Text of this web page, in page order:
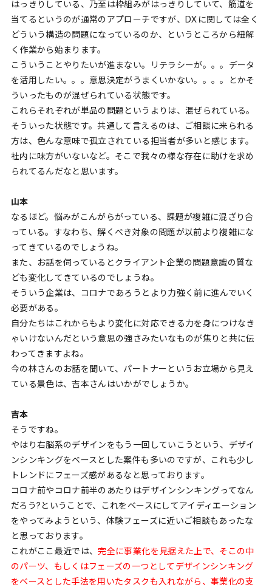
はっきりしている、乃至は枠組みがはっきりしていて、筋道を
当てるというのが通常のアプローチですが、DXに関しては全く
どういう構造の問題になっているのか、というところから紐解
く作業から始まります。
こういうことやりたいが進まない。リテラシーが。。。データ
を活用したい。。。意思決定がうまくいかない。。。。とかそ
ういったものが混ぜられている状態です。
これらそれぞれが単品の問題というよりは、混ぜられている。
そういった状態です。共通して言えるのは、ご相談に来られる
方は、色んな意味で孤立されている担当者が多いと感じます。
社内に味方がいないなど。そこで我々の様な存在に助けを求め
られてるんだなと思います。
山本
なるほど。悩みがこんがらがっている、課題が複雑に混ざり合
っている。すなわち、解くべき対象の問題が以前より複雑にな
ってきているのでしょうね。
また、お話を伺っているとクライアント企業の問題意識の質な
ども変化してきているのでしょうね。
そういう企業は、コロナであろうとより力強く前に進んでいく
必要がある。
自分たちはこれからもより変化に対応できる力を身につけなき
ゃいけないんだという意思の強さみたいなものが焦りと共に伝
わってきますよね。
今の林さんのお話を聞いて、パートナーというお立場から見え
ている景色は、吉本さんはいかがでしょうか。
吉本
そうですね。
やはり右脳系のデザインをもう一回していこうという、デザイ
ンシンキングをベースとした案件も多いのですが、これも少し
トレンドにフェーズ感があるなと思っております。
コロナ前やコロナ前半のあたりはデザインシンキングってなん
だろう?ということで、これをベースにしてアイディエーション
をやってみようという、体験フェーズに近いご相談もあったな
と思っております。
これがここ最近では、完全に事業化を見据えた上で、そこの中
のパーツ、もしくはフェーズの一つとしてデザインシンキング
をベースとした手法を用いたタスクも入れながら、事業化の支